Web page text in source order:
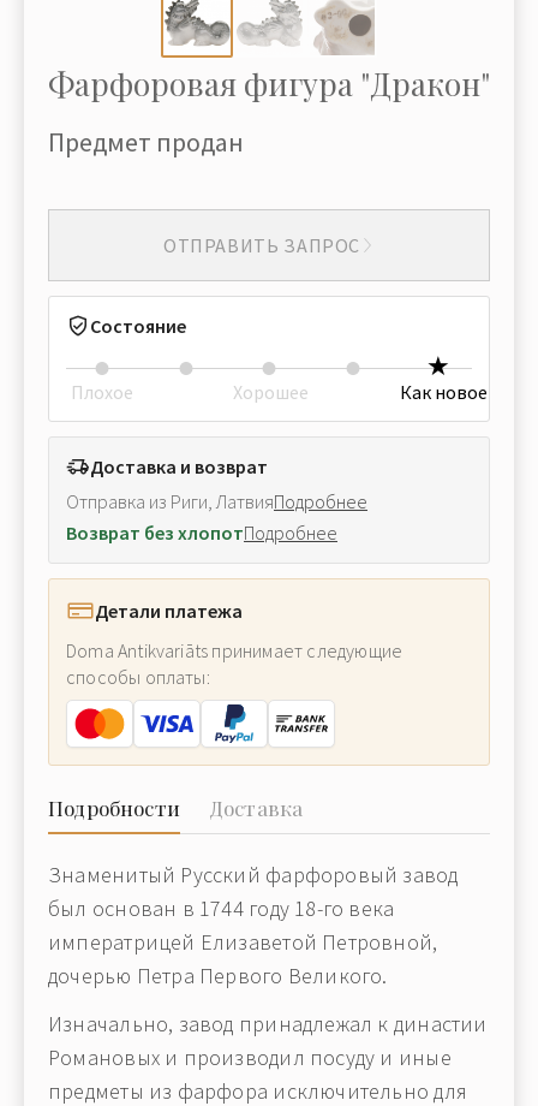
Фарфоровая фигура "Дракон"
Предмет продан
ОТПРАВИТЬ ЗАПРОС
Состояние
Плохое Хорошее Как новое
Доставка и возврат
Отправка из Риги, ЛатвияПодробнее
Возврат без хлопотПодробнее
Детали платежа
Doma Antikvariāts принимает следующие
способы оплаты:
Подробности Доставка
Знаменитый Русский фарфоровый завод
был основан в 1744 году 18-го века
императрицей Елизаветой Петровной,
дочерью Петра Первого Великого.
Изначально, завод принадлежал к династии
Романовых и производил посуду и иные
предметы из фарфора исключительно для